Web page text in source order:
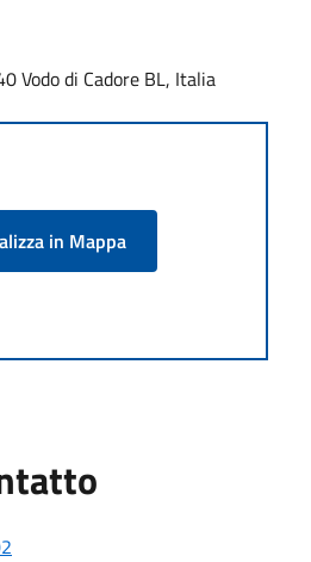
Vodo di Cadore BL, Italia
in Mappa